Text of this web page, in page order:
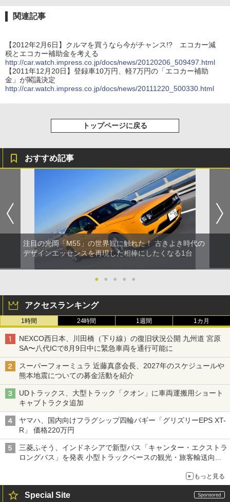
関連記事
【2012年2月6日】クルマを買うなら今がチャンス!? エコカー減
税とエコカー補助金を考える
http://car.watch.impress.co.jp/docs/news/20120206_509497.html
【2011年12月20日】登録車10万円、軽7万円の「エコカー補助
金」が閣議決定
http://car.watch.impress.co.jp/docs/news/20111220_500330.html
トップページに戻る
おすすめ記事
注目の光岡「M55」の世界観に触れた！ 古きよき時代の
デザインエッセンスを再現した相棒にしたくなる1台
● ● ● ● ●
アクセスランキング
1時間 24時間 1週間 1カ月
NEXCO西日本、川田橋（下り線）の復旧状況公開 九州道 宮原
SA〜八代ICで8月9日中に緊急車両を通行可能に
スーパーフォーミュラ 近藤真彦会長、2027年のスケジュールや
熊本地震についての募金活動を紹介
UDトラックス、大型トラック「クオン」に車両運搬用ショート
キャブトラクタ追加
ヤマハ、国内向けフラグシップ四輪バギー「グリズリーEPS XT-
R」 価格220万円
三菱ふそう、インドネシアで新型バス「キャンター・エクストラ
ロングバス」を発表 小型トラックベースの観光・旅客輸送向け
もっと見る
Special Site